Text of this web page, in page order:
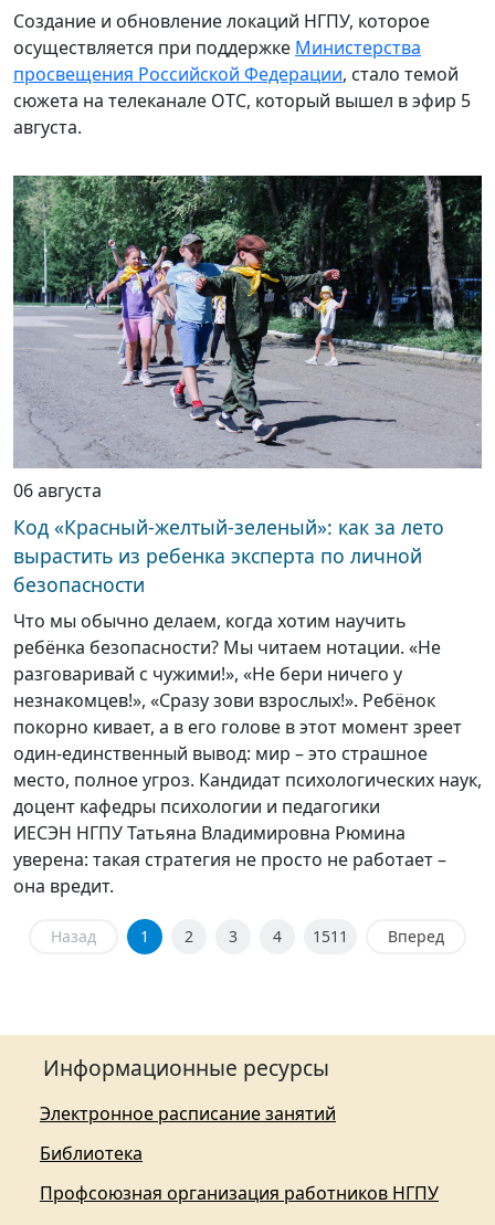
Создание и обновление локаций НГПУ, которое
осуществляется при поддержке Министерства
просвещения Российской Федерации, стало темой
сюжета на телеканале ОТС, который вышел в эфир 5
августа.
06 августа
Код «Красный-желтый-зеленый»: как за лето
вырастить из ребенка эксперта по личной
безопасности
Что мы обычно делаем, когда хотим научить
ребёнка безопасности? Мы читаем нотации. «Не
разговаривай с чужими!», «Не бери ничего у
незнакомцев!», «Сразу зови взрослых!». Ребёнок
покорно кивает, а в его голове в этот момент зреет
один-единственный вывод: мир – это страшное
место, полное угроз. Кандидат психологических наук,
доцент кафедры психологии и педагогики
ИЕСЭН НГПУ Татьяна Владимировна Рюмина
уверена: такая стратегия не просто не работает –
она вредит.
Назад 1 2 3 4 1511 Вперед
Информационные ресурсы
Электронное расписание занятий
Библиотека
Профсоюзная организация работников НГПУ